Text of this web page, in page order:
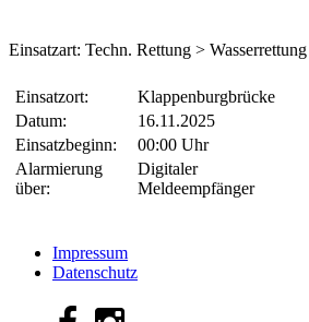
Einsatzart: Techn. Rettung > Wasserrettung
Einsatzort:
Klappenburgbrücke
Datum:
16.11.2025
Einsatzbeginn:
00:00 Uhr
Alarmierung
über:
Digitaler
Meldeempfänger
Impressum
Datenschutz